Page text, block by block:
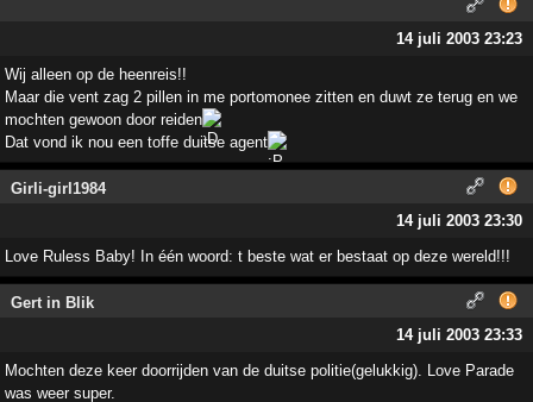
14 juli 2003 23:23
Wij alleen op de heenreis!!
Maar die vent zag 2 pillen in me portomonee zitten en duwt ze terug en we
mochten gewoon door reiden
Dat vond ik nou een toffe duitse agent
Girli-girl1984
14 juli 2003 23:30
Love Ruless Baby! In één woord: t beste wat er bestaat op deze wereld!!!
Gert in Blik
14 juli 2003 23:33
Mochten deze keer doorrijden van de duitse politie(gelukkig). Love Parade
was weer super.